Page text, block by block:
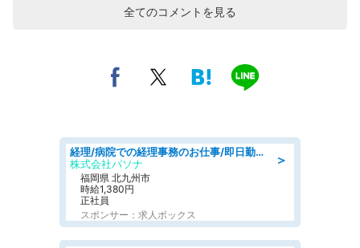
全てのコメントを見る
＞
経理/病院での経理事務のお仕事/即日勤務可/車通勤可/経理/一般事務
株式会社パソナ
福岡県 北九州市
時給1,380円
正社員
スポンサー：求人ボックス